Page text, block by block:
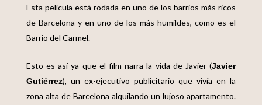
Esta película está rodada en uno de los barrios más ricos
de Barcelona y en uno de los más humildes, como es el
Barrio del Carmel.
Esto es así ya que el film narra la vida de Javier (Javier
Gutiérrez), un ex-ejecutivo publicitario que vivía en la
zona alta de Barcelona alquilando un lujoso apartamento.